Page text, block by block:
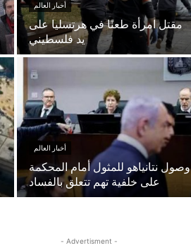
أخبار العالم
مقتل امرأة طعنًا في هرتسليا على
يد فلسطيني
أخبار العالم
وصول نتانياهو للمثول أمام المحكمة
على خلفية تهم تتعلق بالفساد
- Advertisment -